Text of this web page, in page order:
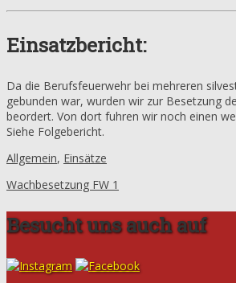
Einsatzbericht:
Da die Berufsfeuerwehr bei mehreren
gebunden war, wurden wir zur Besetzung
beordert. Von dort fuhren wir noch einen
Siehe Folgebericht.
Allgemein, Einsätze
Wachbesetzung FW 1
Besucht uns auch auf